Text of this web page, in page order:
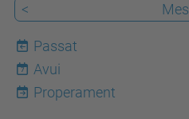
<
Mes
Passat
7
Avui
Properament